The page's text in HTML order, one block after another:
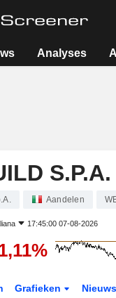
Analyses
S.P.A.
Aandelen
17:45:00 07-08-2026
Grafieken Nieuws